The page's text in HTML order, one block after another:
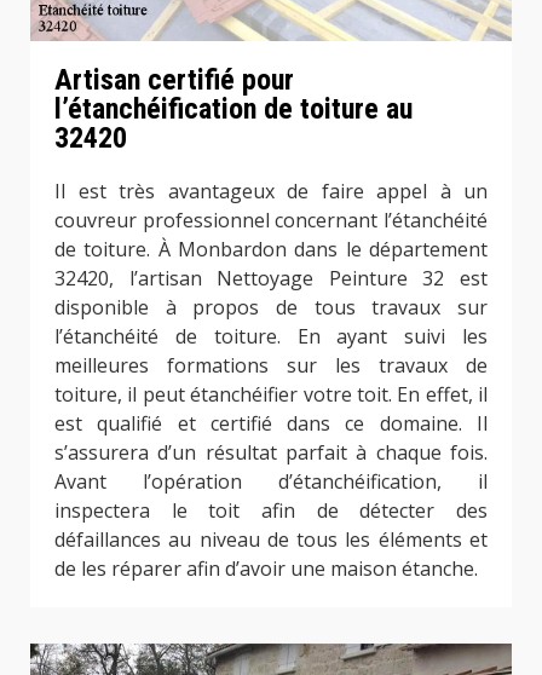
Artisan certifié pour
l’étanchéification de toiture au
32420
Il est très avantageux de faire appel à un
couvreur professionnel concernant l’étanchéité
de toiture. À Monbardon dans le département
32420, l’artisan Nettoyage Peinture 32 est
disponible à propos de tous travaux sur
l’étanchéité de toiture. En ayant suivi les
meilleures formations sur les travaux de
toiture, il peut étanchéifier votre toit. En effet, il
est qualifié et certifié dans ce domaine. Il
s’assurera d’un résultat parfait à chaque fois.
Avant l’opération d’étanchéification, il
inspectera le toit afin de détecter des
défaillances au niveau de tous les éléments et
de les réparer afin d’avoir une maison étanche.